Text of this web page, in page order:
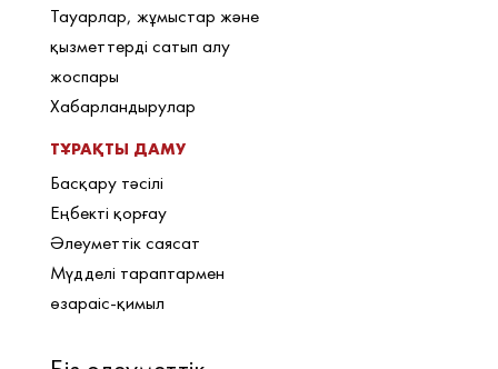
Тауарлар, жұмыстар және
қызметтерді сатып алу
жоспары
Хабарландырулар
ТҰРАҚТЫ ДАМУ
Басқару тәсілі
Еңбекті қорғау
Әлеуметтік саясат
Мүдделі тараптармен
өзараіс-қимыл